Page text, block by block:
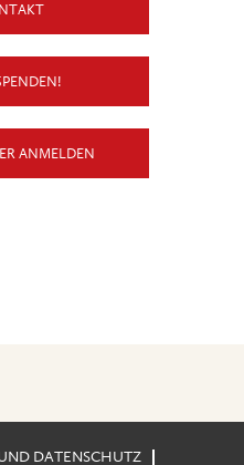
ANMELDEN
DATENSCHUTZ